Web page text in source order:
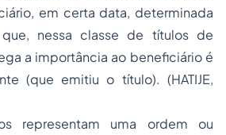
em certa data, determinada
nessa classe de títulos de
a importância ao beneficiário é
(que emitiu o título). (HATIJE,
representam uma ordem ou